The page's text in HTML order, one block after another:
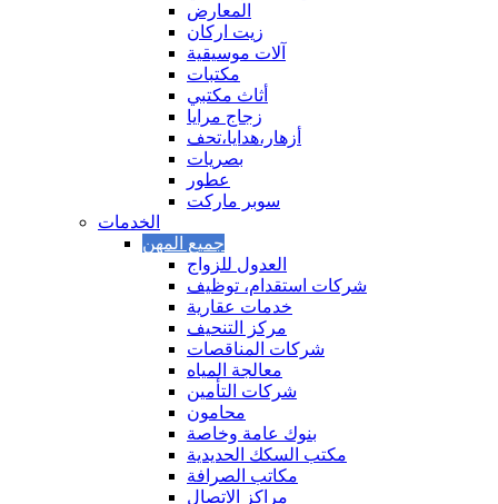
المعارض
زيت اركان
آلات موسيقية
مكتبات
أثاث مكتبي
زجاج مرايا
أزهار،هدايا،تحف
بصريات
عطور
سوبر ماركت
الخدمات
العدول للزواج
شركات استقدام، توظيف
خدمات عقارية
مركز التنحيف
شركات المناقصات
معالجة المياه
شركات التأمين
محامون
بنوك عامة وخاصة
مكتب السكك الحديدية
مكاتب الصرافة
مراكز الاتصال